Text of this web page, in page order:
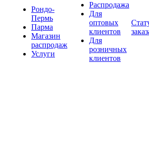
Рондо-
Пермь
Парма
Магазин
распродаж
Услуги
Распродажа
Для
оптовых
клиентов
Для
розничных
клиентов